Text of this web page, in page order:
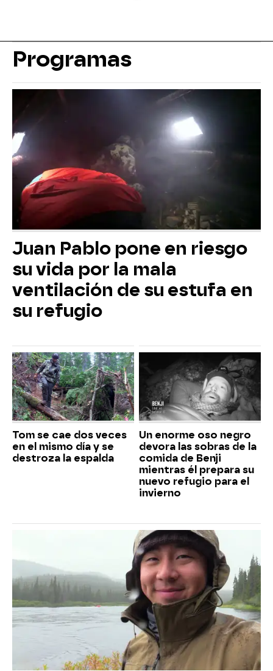
Programas
Juan Pablo pone en riesgo
su vida por la mala
ventilación de su estufa en
su refugio
Tom se cae dos veces
en el mismo día y se
destroza la espalda
Un enorme oso negro
devora las sobras de la
comida de Benji
mientras él prepara su
nuevo refugio para el
invierno